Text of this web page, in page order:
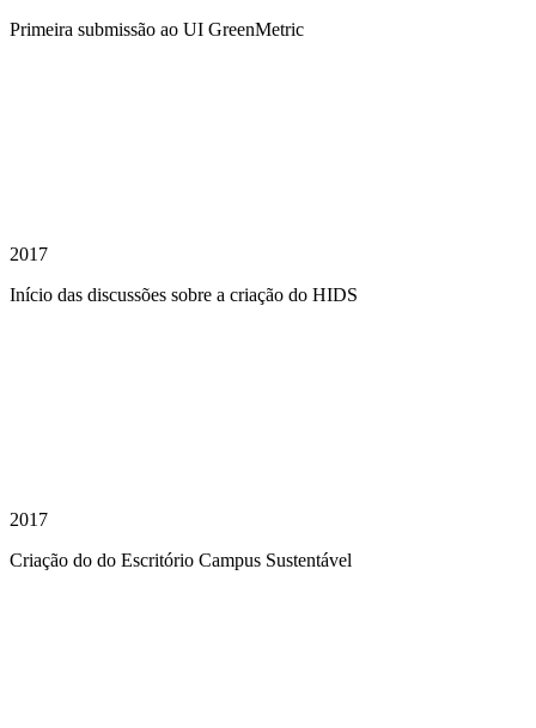
Primeira submissão ao UI GreenMetric
2017
Início das discussões sobre a criação do HIDS
2017
Criação do do Escritório Campus Sustentável